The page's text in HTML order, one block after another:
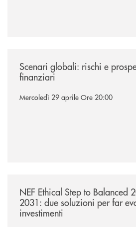
Scenari globali: rischi e
finanziari
Mercoledì 29 aprile Ore 20:00
NEF Ethical Step to Balanced
2031: due soluzioni per far
investimenti